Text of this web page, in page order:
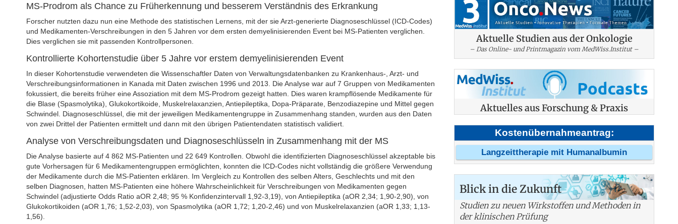
MS-Prodrom als Chance zu Früherkennung und besserem Verständnis des Erkrankung
Forscher nutzten dazu nun eine Methode des statistischen Lernens, mit der sie Arzt-generierte Diagnoseschlüssel (ICD-Codes)
und Medikamenten-Verschreibungen in den 5 Jahren vor dem ersten demyelinisierenden Event bei MS-Patienten verglichen.
Dies verglichen sie mit passenden Kontrollpersonen.
Kontrollierte Kohortenstudie über 5 Jahre vor erstem demyelinisierenden Event
In dieser Kohortenstudie verwendeten die Wissenschaftler Daten von Verwaltungsdatenbanken zu Krankenhaus-, Arzt- und
Verschreibungsinformationen in Kanada mit Daten zwischen 1996 und 2013. Die Analyse war auf 7 Gruppen von Medikamenten
fokussiert, die bereits früher eine Assoziation mit dem MS-Prodrom gezeigt hatten. Dies waren krampflösende Medikamente für
die Blase (Spasmolytika), Glukokortikoide, Muskelrelaxanzien, Antiepileptika, Dopa-Präparate, Benzodiazepine und Mittel gegen
Schwindel. Diagnoseschlüssel, die mit der jeweiligen Medikamentengruppe in Zusammenhang standen, wurden aus den Daten
von zwei Drittel der Patienten ermittelt und dann mit den übrigen Patientendaten statistisch validiert.
Analyse von Verschreibungsdaten und Diagnoseschlüsseln in Zusammenhang mit der MS
Die Analyse basierte auf 4 862 MS-Patienten und 22 649 Kontrollen. Obwohl die identifizierten Diagnoseschlüssel akzeptable bis
gute Vorhersagen für 6 Medikamentengruppen ermöglichten, konnten die ICD-Codes nicht vollständig die größere Verwendung
der Medikamente durch die MS-Patienten erklären. Im Vergleich zu Kontrollen des selben Alters, Geschlechts und mit den
selben Diagnosen, hatten MS-Patienten eine höhere Wahrscheinlichkeit für Verschreibungen von Medikamenten gegen
Schwindel (adjustierte Odds Ratio aOR 2,48; 95 % Konfidenzintervall 1,92-3,19), von Antiepileptika (aOR 2,34; 1,90-2,90), von
Glukokortikoiden (aOR 1,76; 1,52-2,03), von Spasmolytika (aOR 1,72; 1,20-2,46) und von Muskelrelaxanzien (aOR 1,33; 1,13-
1,56).
Aktuelle Studien aus der Onkologie
– Das Online- und Printmagazin vom MedWiss.Institut –
Aktuelles aus Forschung & Praxis
Kostenübernahmeantrag:
Langzeittherapie mit Humanalbumin
Blick in die Zukunft
Studien zu neuen Wirkstoffen und Methoden in
der klinischen Prüfung